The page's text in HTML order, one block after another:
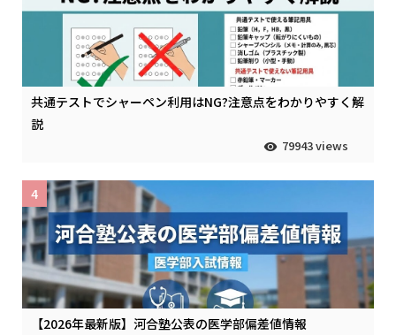
共通テストでシャーペン利用はNG?注意点をわかりやすく解
説
79943 views
【2026年最新版】河合塾公表の医学部偏差値情報
4